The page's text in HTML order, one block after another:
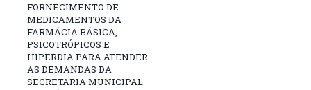
FORNECIMENTO DE
MEDICAMENTOS DA
FARMÁCIA BÁSICA,
PSICOTRÓPICOS E
HIPERDIA PARA ATENDER
AS DEMANDAS DA
SECRETARIA MUNICIPAL